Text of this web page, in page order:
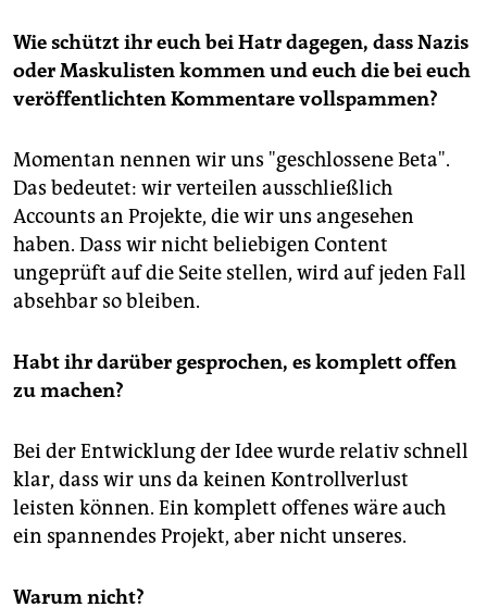
Wie schützt ihr euch bei Hatr dagegen, dass Nazis
oder Maskulisten kommen und euch die bei euch
veröffentlichten Kommentare vollspammen?
Momentan nennen wir uns "geschlossene Beta".
Das bedeutet: wir verteilen ausschließlich
Accounts an Projekte, die wir uns angesehen
haben. Dass wir nicht beliebigen Content
ungeprüft auf die Seite stellen, wird auf jeden Fall
absehbar so bleiben.
Habt ihr darüber gesprochen, es komplett offen
zu machen?
Bei der Entwicklung der Idee wurde relativ schnell
klar, dass wir uns da keinen Kontrollverlust
leisten können. Ein komplett offenes wäre auch
ein spannendes Projekt, aber nicht unseres.
Warum nicht?